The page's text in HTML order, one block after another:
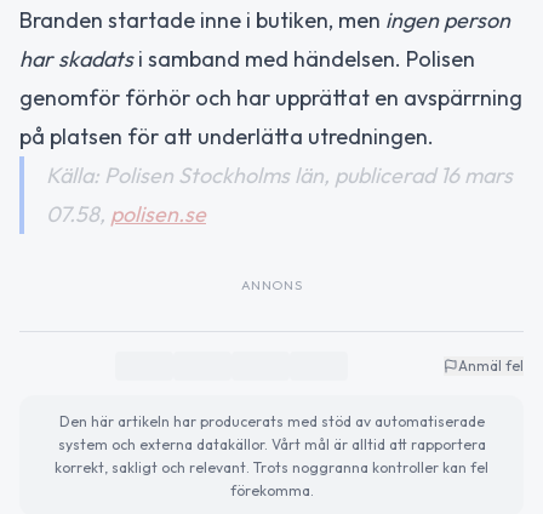
Branden startade inne i butiken, men ingen person
har skadatsi samband med händelsen. Polisen
genomför förhör och har upprättat en avspärrning
på platsen för att underlätta utredningen.
Källa: Polisen Stockholms län, publicerad 16 mars
07.58, polisen.se
ANNONS
Anmäl fel
Den här artikeln har producerats med stöd av automatiserade
system och externa datakällor. Vårt mål är alltid att rapportera
korrekt, sakligt och relevant. Trots noggranna kontroller kan fel
förekomma.